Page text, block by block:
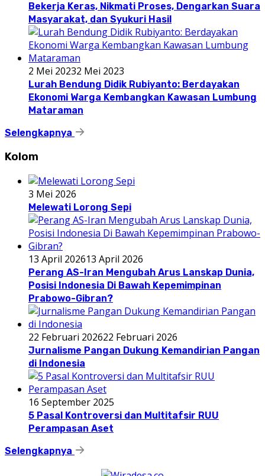
Bekerja Keras, Nikmati Proses, Dengarkan Suara
Masyarakat, dan Syukuri Hasil
2 Mei 20232 Mei 2023
Lurah Bendung Didik Rubiyanto: Berdayakan
Ekonomi Warga Kembangkan Kawasan Lumbung
Mataraman
Selengkapnya
Kolom
3 Mei 2026
Melewati Lorong Sepi
13 April 202613 April 2026
Perang AS-Iran Mengubah Arus Lanskap Dunia,
Posisi Indonesia Di Bawah Kepemimpinan
Prabowo-Gibran?
22 Februari 202622 Februari 2026
Jurnalisme Pangan Dukung Kemandirian Pangan
di Indonesia
16 September 2025
5 Pasal Kontroversi dan Multitafsir RUU
Perampasan Aset
Selengkapnya